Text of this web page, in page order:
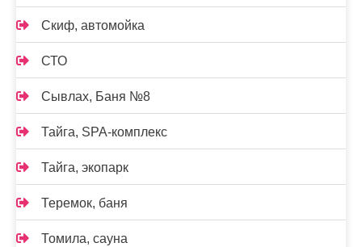
Скиф, автомойка
СТО
Сывлах, Баня №8
Тайга, SPA-комплекс
Тайга, экопарк
Теремок, баня
Томила, сауна